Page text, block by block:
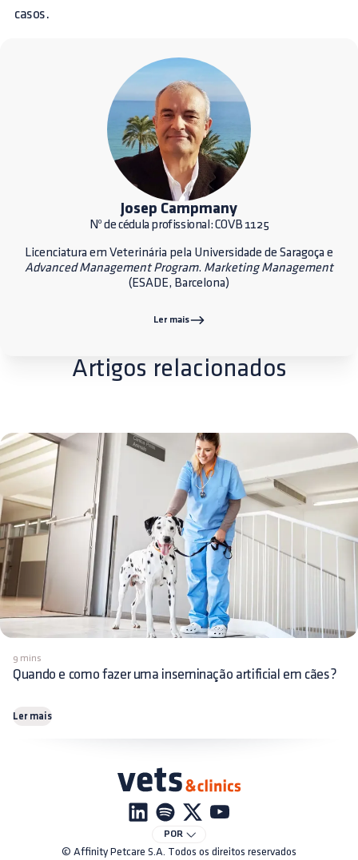
casos.
Josep Campmany
Nº de cédula profissional: COVB 1125
Licenciatura em Veterinária pela Universidade de Saragoça e
Advanced Management Program. Marketing Management
(ESADE, Barcelona)
Ler mais
Artigos relacionados
9 mins
Quando e como fazer uma inseminação artificial em cães?
Ler mais
POR
© Affinity Petcare S.A. Todos os direitos reservados